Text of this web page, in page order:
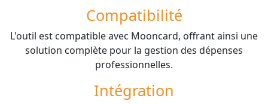
Compatibilité
L'outil est compatible avec Mooncard, offrant ainsi une
solution complète pour la gestion des dépenses
professionnelles.
Intégration